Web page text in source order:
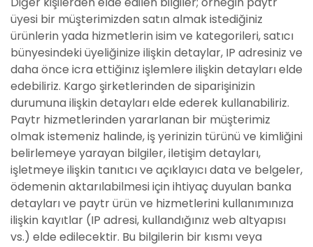
üyesi bir müşterimizden satın almak istediğiniz
ürünlerin yada hizmetlerin isim ve kategorileri, satıcı
bünyesindeki üyeliğinize ilişkin detaylar, IP adresiniz ve
daha önce icra ettiğinız işlemlere ilişkin detayları elde
edebiliriz. Kargo şirketlerinden de siparişinizin
durumuna ilişkin detayları elde ederek kullanabiliriz.
Paytr hizmetlerinden yararlanan bir müşterimiz
olmak istemeniz halinde, iş yerinizin türünü ve kimliğini
belirlemeye yarayan bilgiler, iletişim detayları,
işletmeye ilişkin tanıtıcı ve açıklayıcı data ve belgeler,
ödemenin aktarılabilmesi için ihtiyaç duyulan banka
detayları ve paytr ürün ve hizmetlerini kullanımınıza
ilişkin kayıtlar (IP adresi, kullandığınız web altyapısı
vs.) elde edilecektir. Bu bilgilerin bir kısmı veya